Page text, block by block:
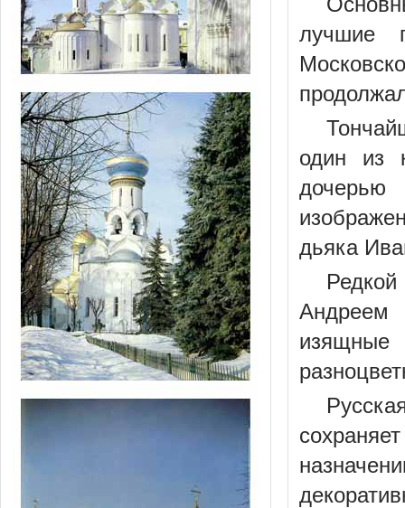
лучшие
один из
дьяка
Андреем